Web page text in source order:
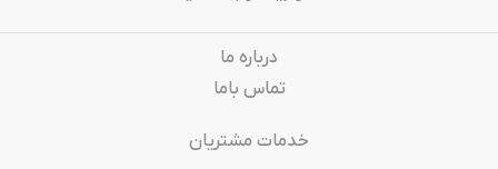
درباره‌ ما
تماس باما
خدمات مشتریان